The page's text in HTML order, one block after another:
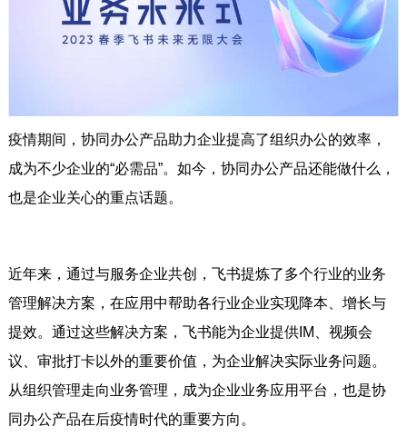
疫情期间，协同办公产品助力企业提高了组织办公的效率，
成为不少企业的“必需品”。如今，协同办公产品还能做什么，
也是企业关心的重点话题。
近年来，通过与服务企业共创，飞书提炼了多个行业的业务
管理解决方案，在应用中帮助各行业企业实现降本、增长与
提效。通过这些解决方案，飞书能为企业提供IM、视频会
议、审批打卡以外的重要价值，为企业解决实际业务问题。
从组织管理走向业务管理，成为企业业务应用平台，也是协
同办公产品在后疫情时代的重要方向。